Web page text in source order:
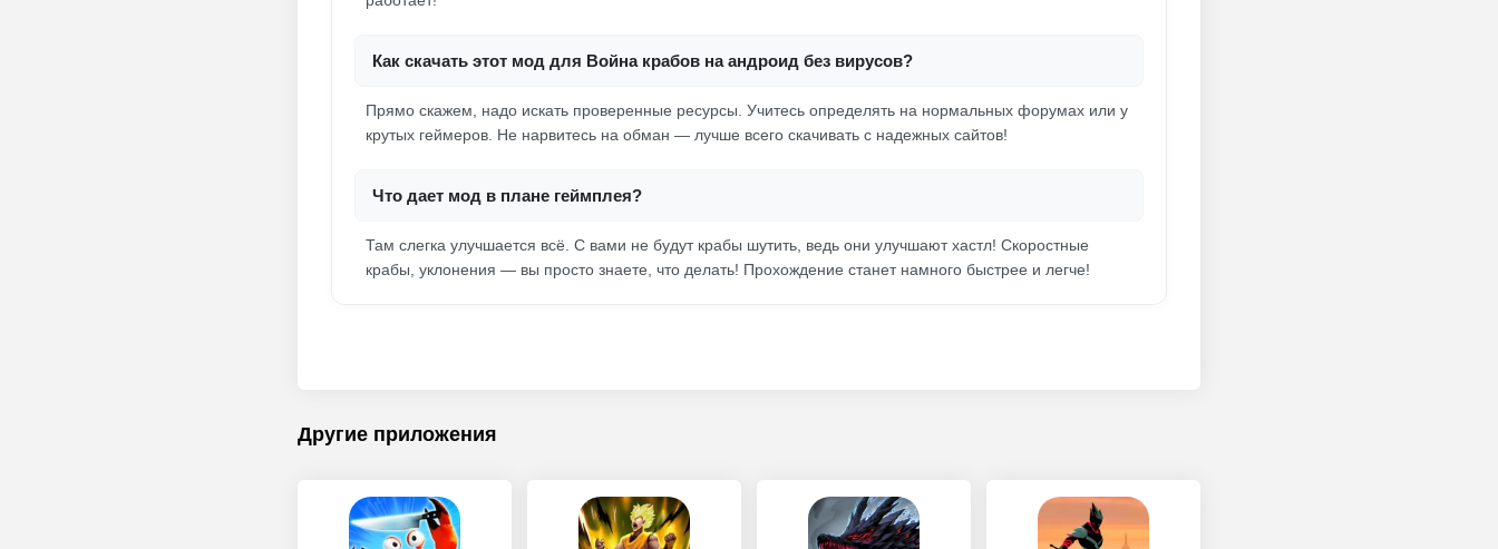
Как скачать этот мод для Война крабов на андроид без вирусов?
Прямо скажем, надо искать проверенные ресурсы. Учитесь определять на нормальных форумах или у
крутых геймеров. Не нарвитесь на обман — лучше всего скачивать с надежных сайтов!
Что дает мод в плане геймплея?
Там слегка улучшается всё. С вами не будут крабы шутить, ведь они улучшают хастл! Скоростные
крабы, уклонения — вы просто знаете, что делать! Прохождение станет намного быстрее и легче!
Другие приложения